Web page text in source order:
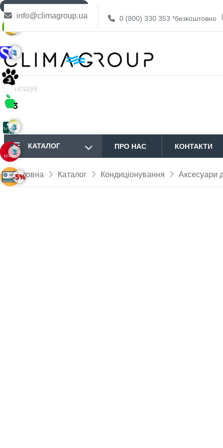
info@climagroup.ua 0 (800) 330 353 *безкоштовно
КАТАЛОГ ПРО НАС КОНТАКТИ
Головна Каталог Кондиціонування Аксесуари
ДОСТАВКА БЕЗКОШТОВНО
3
3
3
-5%